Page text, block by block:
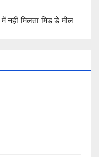
नहीं मिलता मिड डे मील